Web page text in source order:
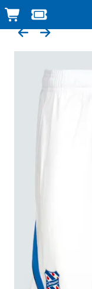
WINKELWAGEN